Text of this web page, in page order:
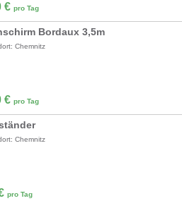
€ pro Tag
Bordaux 3,5m
Chemnitz
€ pro Tag
Chemnitz
pro Tag